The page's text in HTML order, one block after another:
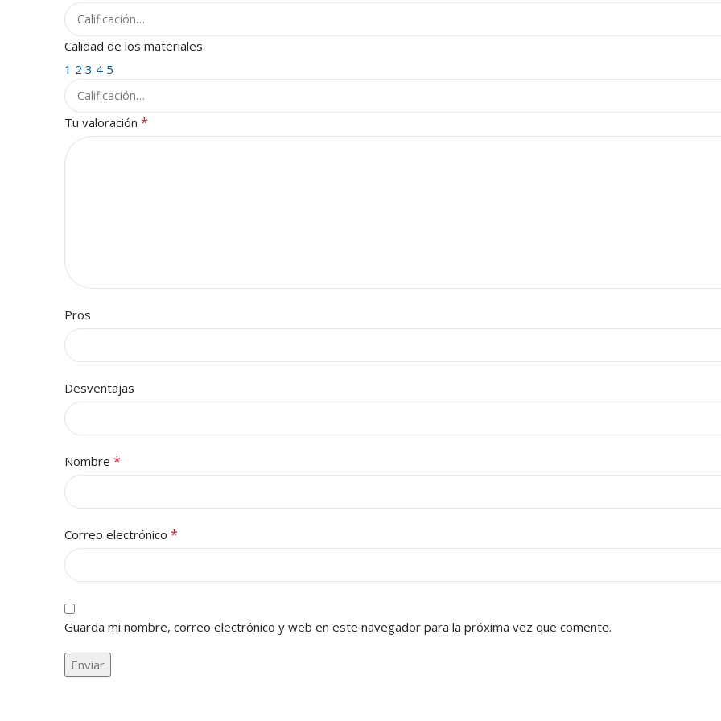
Calidad de los materiales
1 2 3 4 5
Tu valoración *
Pros
Desventajas
Nombre *
Correo electrónico *
Guarda mi nombre, correo electrónico y web en este navegador para la próxima vez que comente.